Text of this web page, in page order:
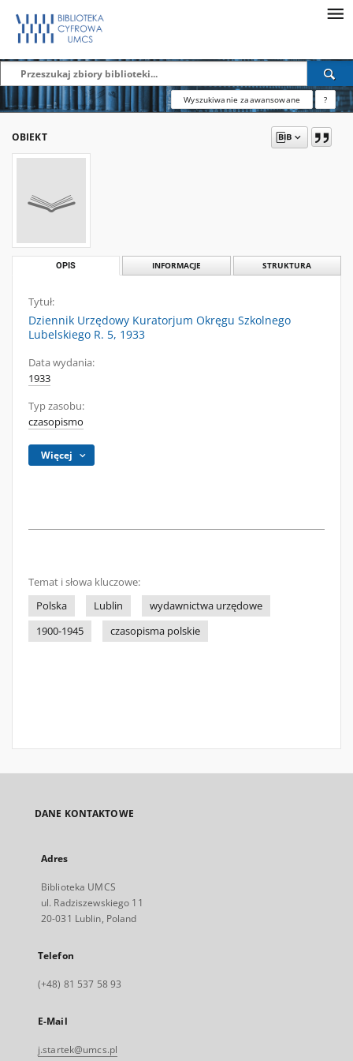
Wyszukiwanie zaawansowane ?
OBIEKT
OPIS INFORMACJE STRUKTURA
Tytuł:
Dziennik Urzędowy Kuratorjum Okręgu Szkolnego
Lubelskiego R. 5, 1933
Data wydania:
1933
Typ zasobu:
czasopismo
Więcej
Temat i słowa kluczowe:
Polska
Lublin
wydawnictwa urzędowe
1900-1945
czasopisma polskie
DANE KONTAKTOWE
Adres
Biblioteka UMCS
ul. Radziszewskiego 11
20-031 Lublin, Poland
Telefon
(+48) 81 537 58 93
E-Mail
j.startek@umcs.pl